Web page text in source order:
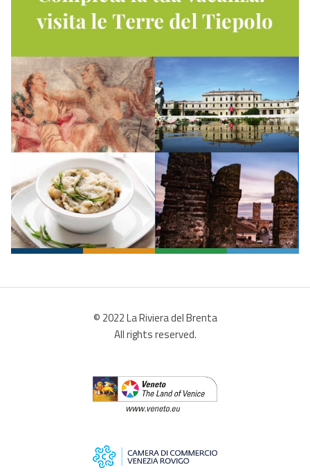
© 2022 La Riviera del Brenta
All rights reserved.